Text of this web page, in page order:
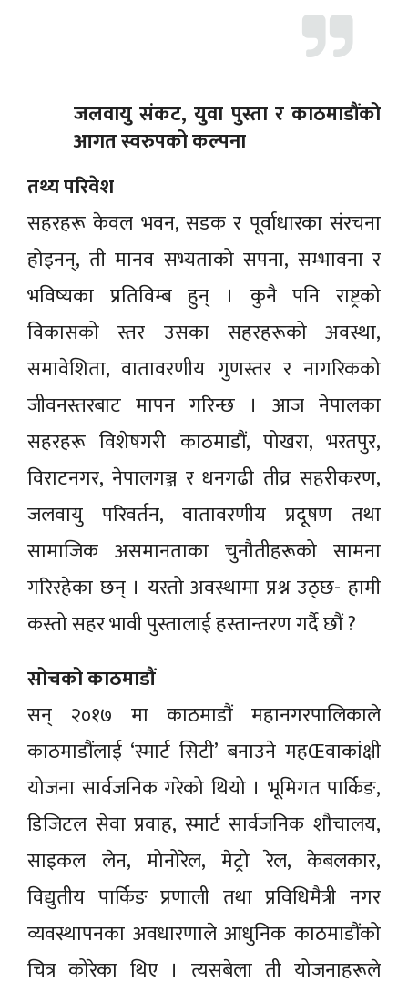
जलवायु संकट, युवा पुस्ता र काठमाडौंको
आगत स्वरुपको कल्पना
तथ्य परिवेश
सहरहरू केवल भवन, सडक र पूर्वाधारका संरचना
होइनन्, ती मानव सभ्यताको सपना, सम्भावना र
भविष्यका प्रतिविम्ब हुन् । कुनै पनि राष्ट्रको
विकासको स्तर उसका सहरहरूको अवस्था,
समावेशिता, वातावरणीय गुणस्तर र नागरिकको
जीवनस्तरबाट मापन गरिन्छ । आज नेपालका
सहरहरू विशेषगरी काठमाडौं, पोखरा, भरतपुर,
विराटनगर, नेपालगञ्ज र धनगढी तीव्र सहरीकरण,
जलवायु परिवर्तन, वातावरणीय प्रदूषण तथा
सामाजिक असमानताका चुनौतीहरूको सामना
गरिरहेका छन् । यस्तो अवस्थामा प्रश्न उठ्छ- हामी
कस्तो सहर भावी पुस्तालाई हस्तान्तरण गर्दै छौं ?
सोचको काठमाडौं
सन् २०१७ मा काठमाडौं महानगरपालिकाले
काठमाडौंलाई ‘स्मार्ट सिटी’ बनाउने महŒवाकांक्षी
योजना सार्वजनिक गरेको थियो । भूमिगत पार्किङ,
डिजिटल सेवा प्रवाह, स्मार्ट सार्वजनिक शौचालय,
साइकल लेन, मोनोरेल, मेट्रो रेल, केबलकार,
विद्युतीय पार्किङ प्रणाली तथा प्रविधिमैत्री नगर
व्यवस्थापनका अवधारणाले आधुनिक काठमाडौंको
चित्र कोरेका थिए । त्यसबेला ती योजनाहरूले